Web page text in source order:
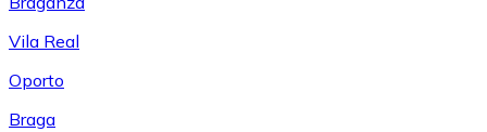
Vila Real
Oporto
Braga